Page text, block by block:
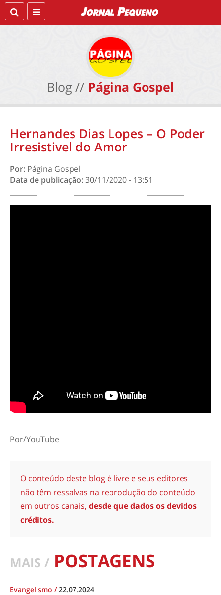
Blog // Página Gospel
Hernandes Dias Lopes – O Poder
Irresistivel do Amor
Por: Página Gospel
Data de publicação:30/11/2020 - 13:51
Por/YouTube
O conteúdo deste blog é livre e seus editores
não têm ressalvas na reprodução do conteúdo
em outros canais, desde que dados os devidos
créditos.
MAIS / POSTAGENS
Evangelismo /22.07.2024